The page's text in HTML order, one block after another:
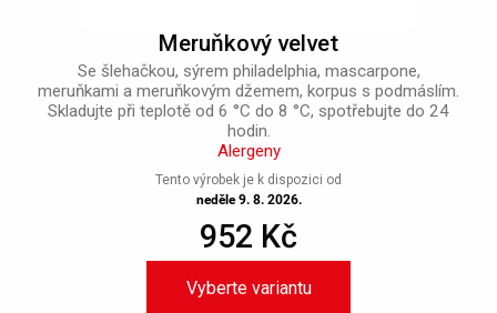
Meruňkový velvet
Se šlehačkou, sýrem philadelphia, mascarpone,
meruňkami a meruňkovým džemem, korpus s podmáslím.
Skladujte při teplotě od 6 °C do 8 °C, spotřebujte do 24
hodin.
Alergeny
Tento výrobek je k dispozici od
neděle 9. 8. 2026.
952 Kč
Vyberte variantu